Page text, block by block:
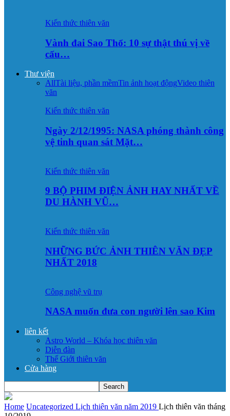
Kiến thức thiên văn
Vành đai Sao Thổ: 10 sự thật thú vị về
cấu…
Thư viện
AllTài liệu, phần mềmTin ảnh hoạt độngVideo thiên
văn
Kiến thức thiên văn
Ngày 2/12/1995: NASA phóng thành công
vệ tinh quan sát Mặt…
Kiến thức thiên văn
9 BỘ PHIM ĐIỆN ẢNH HAY NHẤT VỀ
DU HÀNH VŨ…
Kiến thức thiên văn
NHỮNG BỨC ẢNH THIÊN VĂN ĐẸP
NHẤT 2018
Công nghệ vũ trụ
NASA muốn đưa con người lên sao Kim
liên kết
Astro World – Khóa học thiên văn
Diễn đàn
Thế Giới thiên văn
Cửa hàng
Home Uncategorized Lịch thiên văn năm 2019 Lịch thiên văn tháng